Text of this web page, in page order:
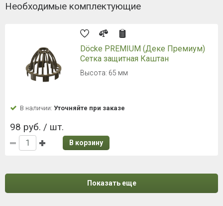
Необходимые комплектующие
Döcke PREMIUM (Деке Премиум)
Сетка защитная Каштан
Высота: 65 мм
В наличии: Уточняйте при заказе
98 руб. / шт.
В корзину
Показать еще